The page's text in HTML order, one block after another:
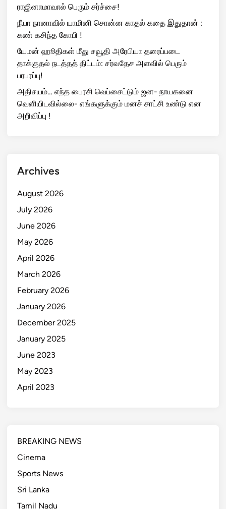
ராஜினாமாவால் பெரும் சர்ச்சை!
நீயா நானாவில் யாமினி சொன்ன காதல் கதை இதுதான் :
கண் கசிந்த கோபி !
யேமன் ஹூதிகள் மீது சவூதி அரேபியா தரைப்படை
தாக்குதல் நடத்தத் திட்டம்: சர்வதேச அளவில் பெரும்
பரபரப்பு!
அதிசயம்… எந்த பைரசி வெப்சைட்டும் ஜன- நாயகனை
வெளியிடவில்லை- எங்களுக்கும் மனச் சாட்சி உண்டு என
அறிவிப்பு !
Archives
August 2026
July 2026
June 2026
May 2026
April 2026
March 2026
February 2026
January 2026
December 2025
January 2025
June 2023
May 2023
April 2023
BREAKING NEWS
Cinema
Sports News
Sri Lanka
Tamil Nadu